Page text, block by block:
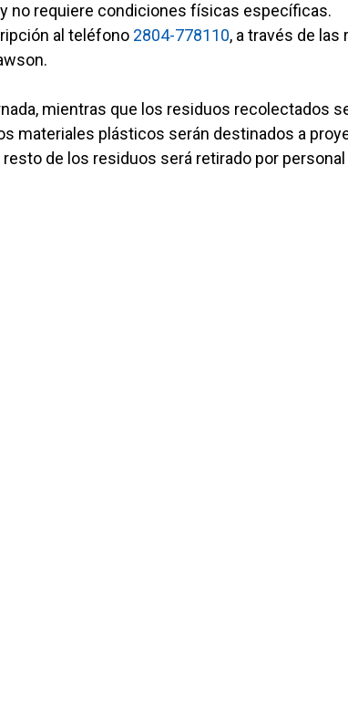
no requiere condiciones físicas específicas.
al teléfono 2804-778110, a través de las
mientras que los residuos recolectados
materiales plásticos serán destinados a
de los residuos será retirado por personal